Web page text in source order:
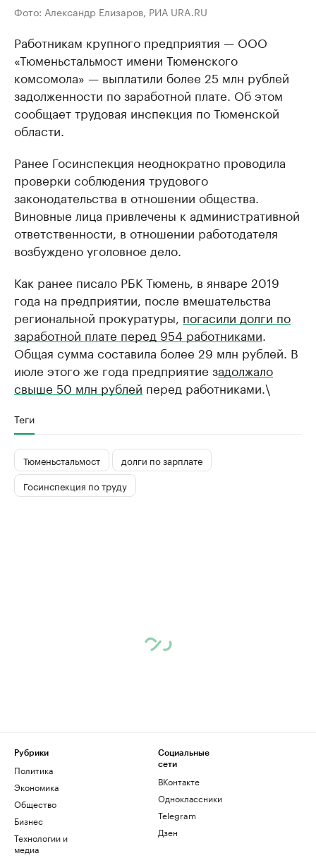
Фото: Александр Елизаров, РИА URA.RU
Работникам крупного предприятия — ООО
«Тюменьстальмост имени Тюменского
комсомола» — выплатили более 25 млн рублей
задолженности по заработной плате. Об этом
сообщает трудовая инспекция по Тюменской
области.
Ранее Госинспекция неоднократно проводила
проверки соблюдения трудового
законодательства в отношении общества.
Виновные лица привлечены к административной
ответственности, в отношении работодателя
возбуждено уголовное дело.
Как ранее писало РБК Тюмень, в январе 2019
года на предприятии, после вмешательства
региональной прокуратуры, погасили долги по
заработной плате перед 954 работниками
Общая сумма составила более 29 млн рублей. В
июле этого же года предприятие задолжало
свыше 50 млн рублей перед работниками.\
Теги
Тюменьстальмост
долги по зарплате
Госинспекция по труду
Рубрики
Политика
Экономика
Общество
Бизнес
Технологии и
медиа
Социальные
сети
ВКонтакте
Одноклассники
Telegram
Дзен